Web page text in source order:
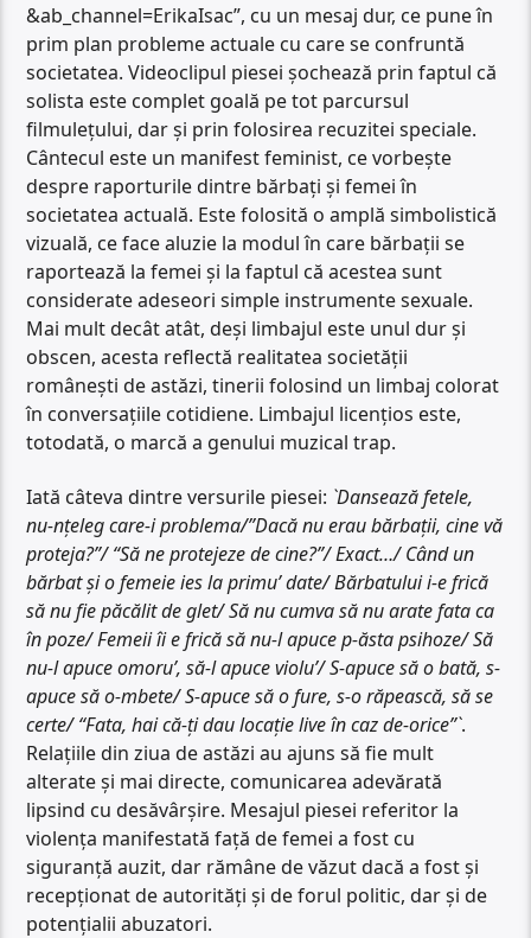
&ab_channel=ErikaIsac”, cu un mesaj dur, ce pune în
prim plan probleme actuale cu care se confruntă
societatea. Videoclipul piesei șochează prin faptul că
solista este complet goală pe tot parcursul
filmulețului, dar și prin folosirea recuzitei speciale.
Cântecul este un manifest feminist, ce vorbește
despre raporturile dintre bărbați și femei în
societatea actuală. Este folosită o amplă simbolistică
vizuală, ce face aluzie la modul în care bărbații se
raportează la femei și la faptul că acestea sunt
considerate adeseori simple instrumente sexuale.
Mai mult decât atât, deși limbajul este unul dur și
obscen, acesta reflectă realitatea societății
românești de astăzi, tinerii folosind un limbaj colorat
în conversațiile cotidiene. Limbajul licențios este,
totodată, o marcă a genului muzical trap.
Iată câteva dintre versurile piesei: `Dansează fetele,
nu-nțeleg care-i problema/”Dacă nu erau bărbații, cine vă
proteja?”/ “Să ne protejeze de cine?”/ Exact…/ Când un
bărbat și o femeie ies la primu’ date/ Bărbatului i-e frică
să nu fie păcălit de glet/ Să nu cumva să nu arate fata ca
în poze/ Femeii îi e frică să nu-l apuce p-ăsta psihoze/ Să
nu-l apuce omoru’, să-l apuce violu’/ S-apuce să o bată, s-
apuce să o-mbete/ S-apuce să o fure, s-o răpească, să se
certe/ “Fata, hai că-ți dau locație live în caz de-orice”`.
Relațiile din ziua de astăzi au ajuns să fie mult
alterate și mai directe, comunicarea adevărată
lipsind cu desăvârșire. Mesajul piesei referitor la
violența manifestată față de femei a fost cu
siguranță auzit, dar rămâne de văzut dacă a fost și
recepționat de autorități și de forul politic, dar și de
potențialii abuzatori.